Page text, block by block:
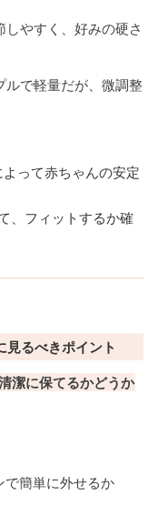
しやすく、好みの硬さ
ルで軽量だが、微調整
って赤ちゃんの安定
、フィットするか確
るべきポイント
潔に保てるかどうか
簡単に外せるか